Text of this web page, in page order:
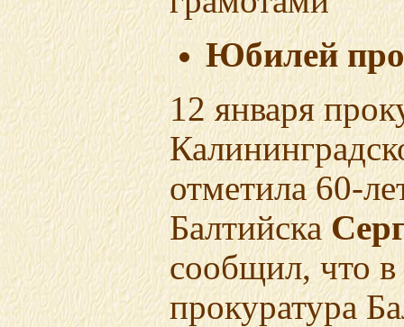
Юбилей
12 января
отметила60-
Балтийска
сообщил, что
прокуратура